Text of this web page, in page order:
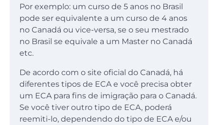
Por exemplo: um curso de 5 anos no Brasil
pode ser equivalente a um curso de 4 anos
no Canadá ou vice-versa, se o seu mestrado
no Brasil se equivale a um Master no Canadá
etc.
De acordo com o site oficial do Canadá, há
diferentes tipos de ECA e você precisa obter
um ECA para fins de imigração para o Canadá.
Se você tiver outro tipo de ECA, poderá
reemiti-lo, dependendo do tipo de ECA e/ou